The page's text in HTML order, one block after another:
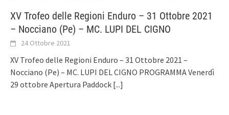
XV Trofeo delle Regioni Enduro – 31 Ottobre 2021
– Nocciano (Pe) – MC. LUPI DEL CIGNO
24 Ottobre 2021
XV Trofeo delle Regioni Enduro – 31 Ottobre 2021 –
Nocciano (Pe) – MC. LUPI DEL CIGNO PROGRAMMA Venerdì
29 ottobre Apertura Paddock [...]